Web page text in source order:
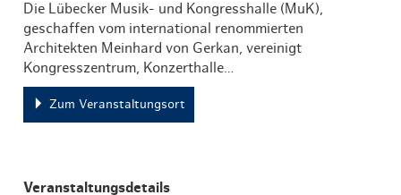
Die Lübecker Musik- und Kongresshalle (MuK),
geschaffen vom international renommierten
Architekten Meinhard von Gerkan, vereinigt
Kongresszentrum, Konzerthalle…
Zum Veranstaltungsort
Veranstaltungsdetails